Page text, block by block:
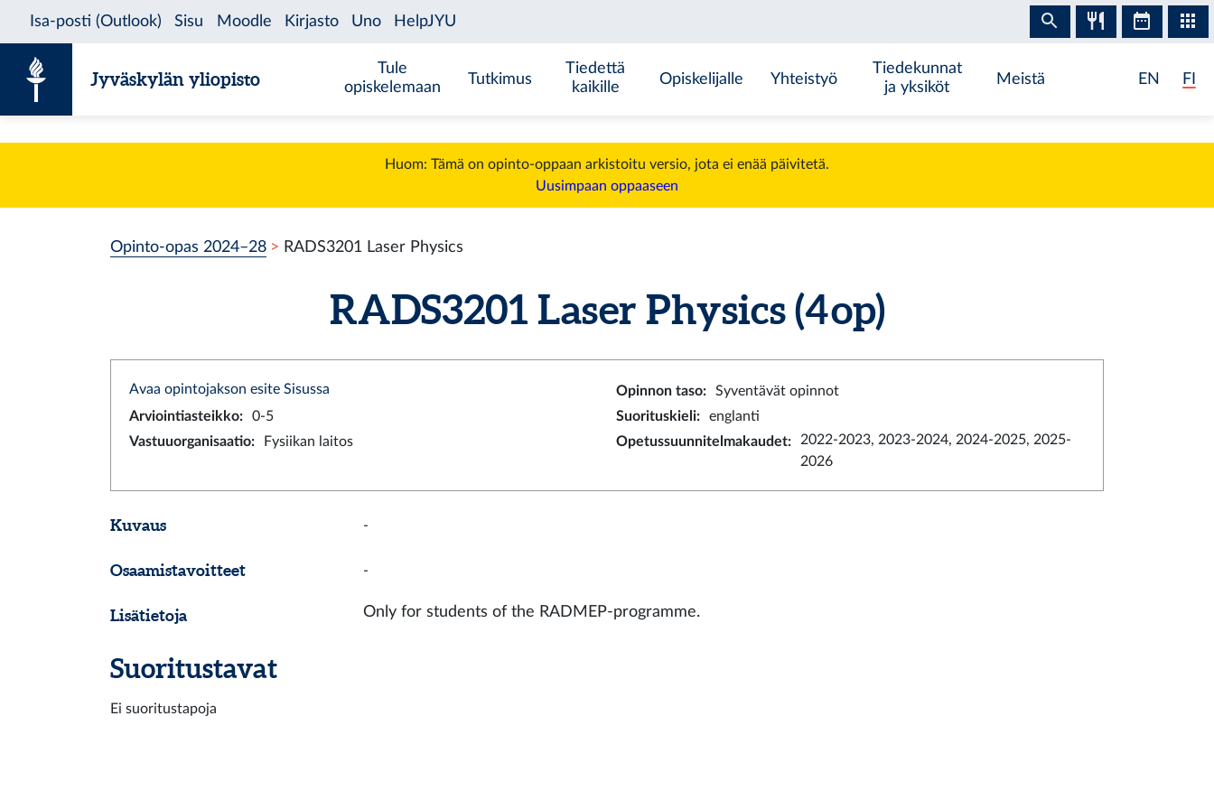
Jyväskylän yliopisto
Tule
opiskelemaan
Tutkimus
Tiedettä
kaikille
Opiskelijalle Yhteistyö
Tiedekunnat
ja yksiköt
Meistä EN FI
Huom: Tämä on opinto-oppaan arkistoitu versio, jota ei enää päivitetä.
Uusimpaan oppaaseen
Opinto-opas 2024–28 RADS3201 Laser Physics
RADS3201 Laser Physics (4 op)
Avaa opintojakson esite Sisussa Opinnon taso:
Syventävät opinnot
Arviointiasteikko: 0-5 Suorituskieli:
englanti
Vastuuorganisaatio: Fysiikan laitos Opetussuunnitelmakaudet:
2022-2023, 2023-2024, 2024-2025, 2025-
2026
Kuvaus -
Osaamistavoitteet -
Lisätietoja Only for students of the RADMEP-programme.
Suoritustavat
Ei suoritustapoja